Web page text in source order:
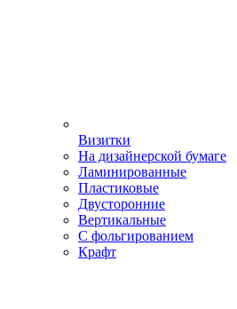
Визитки
На дизайнерской бумаге
Ламинированные
Пластиковые
Двусторонние
Вертикальные
С фольгированием
Крафт